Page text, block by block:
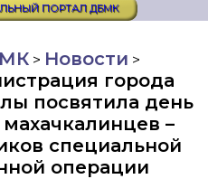
ПОРТАЛ ДБМК
> Новости >
города
посвятила день
–
специальной
операции